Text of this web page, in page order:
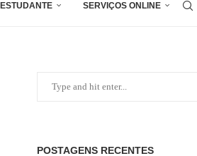
ESTUDANTE SERVIÇOS ONLINE
POSTAGENS RECENTES